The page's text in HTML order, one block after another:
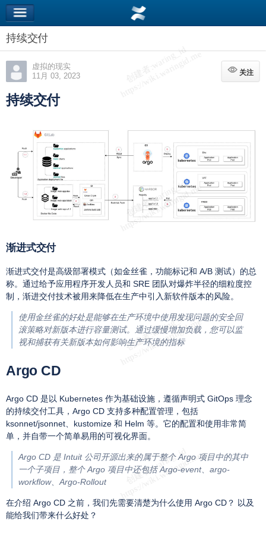
持续交付
虚拟的现实
11月 03, 2023
关注
关注
持续交付
渐进式交付
渐进式交付是高级部署模式（如金丝雀，功能标记和 A/B 测试）的总
称。通过给予应用程序开发人员和 SRE 团队对爆炸半径的细粒度控
制，渐进交付技术被用来降低在生产中引入新软件版本的风险。
使用金丝雀的好处是能够在生产环境中使用发现问题的安全回
滚策略对新版本进行容量测试。通过缓慢增加负载，您可以监
视和捕获有关新版本如何影响生产环境的指标
Argo CD
Argo CD 是以 Kubernetes 作为基础设施，遵循声明式 GitOps 理念
的持续交付工具，Argo CD 支持多种配置管理，包括
ksonnet/jsonnet、kustomize 和 Helm 等。它的配置和使用非常简
单，并自带一个简单易用的可视化界面。
Argo CD 是 Intuit 公司开源出来的属于整个 Argo 项目中的其中
一个子项目，整个 Argo 项目中还包括 Argo-event、argo-
workflow、Argo-Rollout
在介绍 Argo CD 之前，我们先需要清楚为什么使用 Argo CD？ 以及
能给我们带来什么好处？